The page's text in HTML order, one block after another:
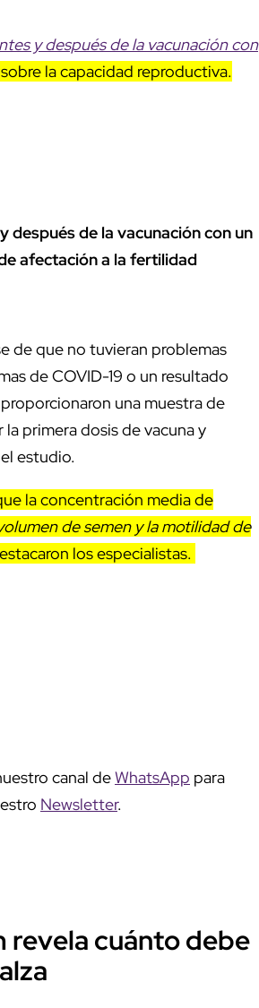
y después de la vacunación con
la capacidad reproductiva.
después de la vacunación con un
afectación a la fertilidad
de que no tuvieran problemas
de COVID-19 o un resultado
una muestra de
primera dosis de vacuna y
estudio.
la concentración media de
de semen y la motilidad de
los especialistas.
canal deWhatsApp para
Newsletter.
revela cuánto debe